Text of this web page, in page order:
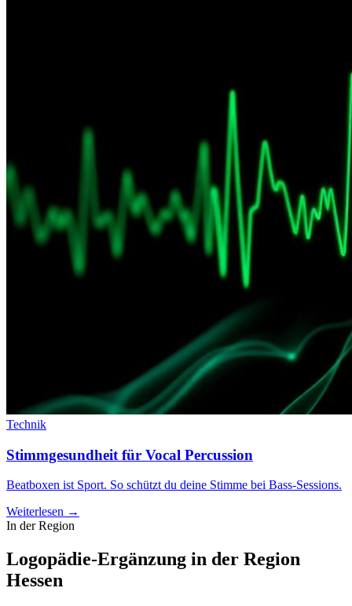
Technik
Stimmgesundheit für Vocal Percussion
Beatboxen ist Sport. So schützt du deine Stimme bei Bass-Sessions.
Weiterlesen →
In der Region
Logopädie-Ergänzung in der Region
Hessen